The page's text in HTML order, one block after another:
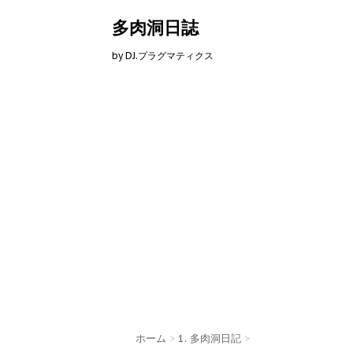
多肉洞日誌
by DJ.プラグマティクス
ホーム > 1. 多肉洞日記 >